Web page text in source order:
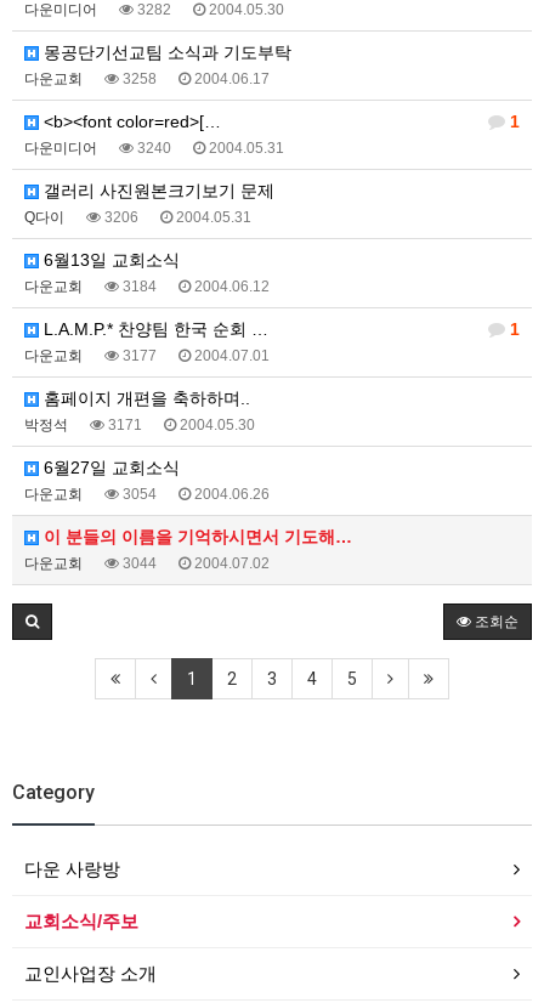
다운미디어 3282 2004.05.30
몽공단기선교팀 소식과 기도부탁
다운교회 3258 2004.06.17
1
<b><font color=red>[…
다운미디어 3240 2004.05.31
갤러리 사진원본크기보기 문제
Q다이 3206 2004.05.31
6월13일 교회소식
다운교회 3184 2004.06.12
1
L.A.M.P.* 찬양팀 한국 순회 …
다운교회 3177 2004.07.01
홈페이지 개편을 축하하며..
박정석 3171 2004.05.30
6월27일 교회소식
다운교회 3054 2004.06.26
이 분들의 이름을 기억하시면서 기도해…
다운교회 3044 2004.07.02
조회순
1 2 3 4 5
Category
다운 사랑방
교회소식/주보
교인사업장 소개